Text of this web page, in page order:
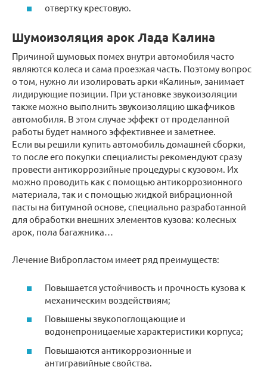
отвертку крестовую.
Шумоизоляция арок Лада Калина
Причиной шумовых помех внутри автомобиля часто
являются колеса и сама проезжая часть. Поэтому вопрос
о том, нужно ли изолировать арки «Калины», занимает
лидирующие позиции. При установке звукоизоляции
также можно выполнить звукоизоляцию шкафчиков
автомобиля. В этом случае эффект от проделанной
работы будет намного эффективнее и заметнее.
Если вы решили купить автомобиль домашней сборки,
то после его покупки специалисты рекомендуют сразу
провести антикоррозийные процедуры с кузовом. Их
можно проводить как с помощью антикоррозионного
материала, так и с помощью жидкой вибрационной
пасты на битумной основе, специально разработанной
для обработки внешних элементов кузова: колесных
арок, пола багажника…
Лечение Вибропластом имеет ряд преимуществ:
Повышается устойчивость и прочность кузова к
механическим воздействиям;
Повышены звукопоглощающие и
водонепроницаемые характеристики корпуса;
Повышаются антикоррозионные и
антигравийные свойства.